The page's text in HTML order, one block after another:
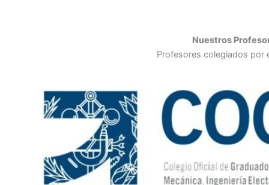
Nuestros
Profesores colegiados por